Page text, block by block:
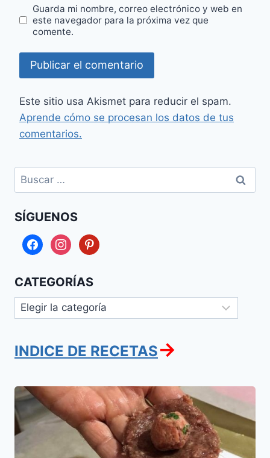
Guarda mi nombre, correo electrónico y web en
este navegador para la próxima vez que
comente.
Este sitio usa Akismet para reducir el spam.
Aprende cómo se procesan los datos de tus
comentarios.
Buscar:
SÍGUENOS
facebookinstagrampinterest
CATEGORÍAS
Categorías
INDICE DE RECETAS→
Kibe
Jamda